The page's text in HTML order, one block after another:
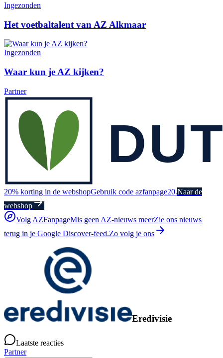
Ingezonden
Het voetbaltalent van AZ Alkmaar
Ingezonden
Waar kun je AZ kijken?
Partner
20% korting in de webshopGebruik code azfanpage20.Naar de
webshop
Volg AZFanpageMis geen AZ-nieuws meerZie ons nieuws
terug in je Google Discover-feed.Zo volg je ons
Eredivisie
Laatste reacties
Partner